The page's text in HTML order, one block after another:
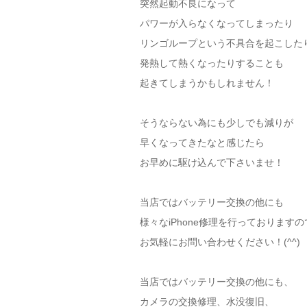
突然起動不良になって
パワーが入らなくなってしまったり
リンゴループという不具合を起こした
発熱して熱くなったりすることも
起きてしまうかもしれません！
そうならない為にも少しでも減りが
早くなってきたなと感じたら
お早めに駆け込んで下さいませ！
当店ではバッテリー交換の他にも
様々なiPhone修理を行っておりますの
お気軽にお問い合わせください！(^^)
当店ではバッテリー交換の他にも、
カメラの交換修理、水没復旧、